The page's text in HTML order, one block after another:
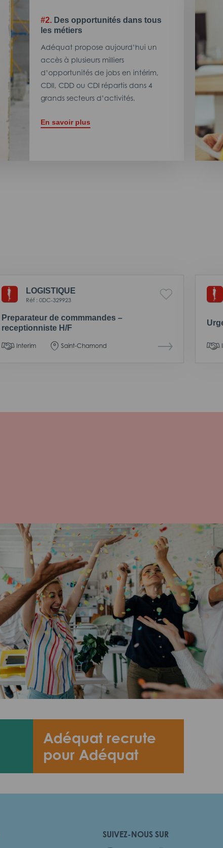
#2. Des opportunités dans tous
les métiers
Adéquat propose aujourd’hui un
accès à plusieurs milliers
d’opportunités de jobs en intérim,
CDII, CDD ou CDI répartis dans 4
grands secteurs d’activités.
En savoir plus
LOGISTIQUE
Réf : 0DC-329923
Preparateur de commmandes –
receptionniste H/F
Interim Saint-Chamond
Adéquat recrute
pour Adéquat
SUIVEZ-NOUS SUR